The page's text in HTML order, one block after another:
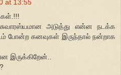
at 13:55
அடுத்து என்ன நடக்க
போன்ற கனவுகள் இருந்தால் நன்றாக
இருக்கிறேன்..